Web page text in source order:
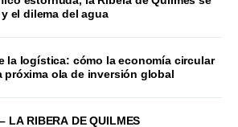
el dilema del agua
la logística: cómo la economía circular
próxima ola de inversión global
LA RIBERA DE QUILMES